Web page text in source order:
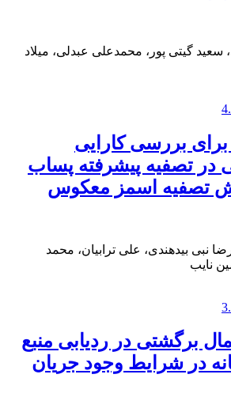
سعید گیتی پور، محمدعلی عبدلی، میلاد
برای بررسی کارایی
در تصفیه پیشرفته پساب
تصفیه اسمز معکوس
نبی بیدهندی، علی ترابیان، محمد
نایب
برگشتی در ردیابی منبع
در شرایط وجود جریان